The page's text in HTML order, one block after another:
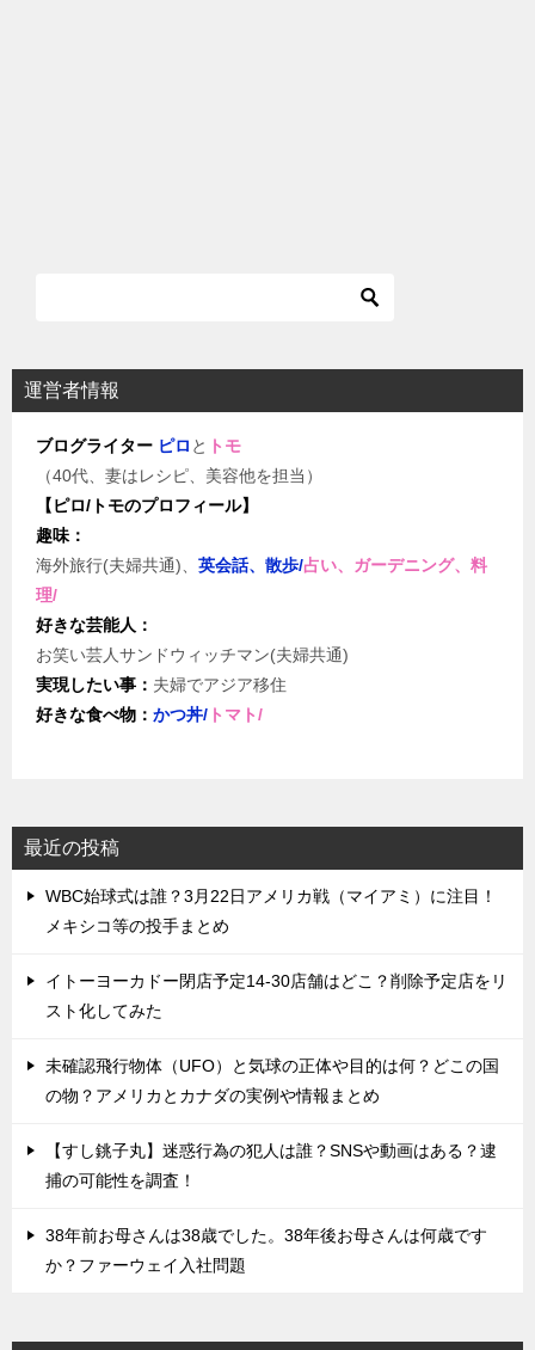
運営者情報
ブログライター ピロ と トモ
（40代、妻はレシピ、美容他を担当）
【ピロ/トモのプロフィール】
趣味：
海外旅行(夫婦共通)、 英会話、散歩/占い、ガーデニング、料
理/
好きな芸能人：
お笑い芸人サンドウィッチマン(夫婦共通)
実現したい事： 夫婦でアジア移住
好きな食べ物： かつ丼/ トマト/
最近の投稿
WBC始球式は誰？3月22日アメリカ戦（マイアミ）に注目！
メキシコ等の投手まとめ
イトーヨーカドー閉店予定14-30店舗はどこ？削除予定店をリ
スト化してみた
未確認飛行物体（UFO）と気球の正体や目的は何？どこの国
の物？アメリカとカナダの実例や情報まとめ
【すし銚子丸】迷惑行為の犯人は誰？SNSや動画はある？逮
捕の可能性を調査！
38年前お母さんは38歳でした。38年後お母さんは何歳です
か？ファーウェイ入社問題